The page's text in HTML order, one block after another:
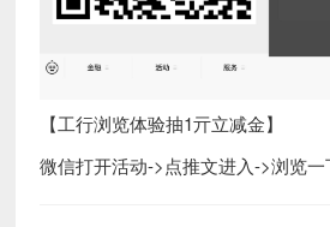
【工行浏览体验抽1亓立减金】
微信打开活动->点推文进入->浏览